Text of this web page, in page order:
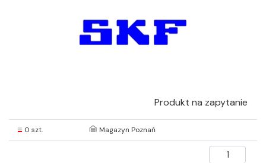
Produkt na zapytanie
0 szt. Magazyn Poznań